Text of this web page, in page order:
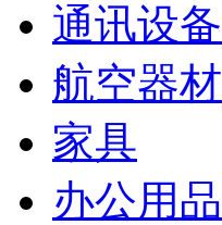
通讯设备
航空器材
家具
办公用品